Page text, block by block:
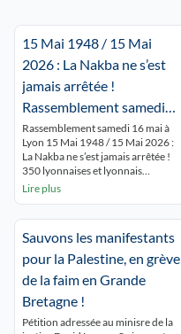
15 Mai 1948 / 15 Mai
2026 : La Nakba ne s’est
jamais arrêtée !
Rassemblement samedi
16 mai à Lyon Place de la
République 15 h.
Rassemblement samedi 16 mai à
Lyon 15 Mai 1948 / 15 Mai 2026 :
La Nakba ne s’est jamais arrêtée !
350 lyonnaises et lyonnais
commémorent la NAKBA
avec toi ! ». Les passants du centre
ville découvrent les nombreux
panneaux […]
Lire plus
Sauvons les manifestants
pour la Palestine, en grève
de la faim en Grande
Bretagne !
Pétition adressée au minisre de la